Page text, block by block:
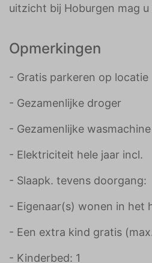
uitzicht bij Hoburgen mag u
Opmerkingen
- Gratis parkeren op locatie
- Gezamenlijke droger
- Gezamenlijke wasmachine
- Elektriciteit hele jaar incl.
- Slaapk. tevens doorgang:
- Eigenaar(s) wonen in het
- Een extra kind gratis
- Kinderbed: 1